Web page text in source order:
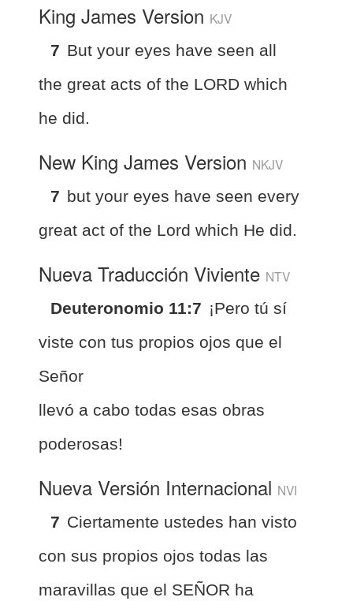
King James Version KJV
7 But your eyes have seen all
the great acts of the LORD which
he did.
New King James Version NKJV
7 but your eyes have seen every
great act of the Lord which He did.
Nueva Traducción Viviente NTV
Deuteronomio 11:7 ¡Pero tú sí
viste con tus propios ojos que el
Señor
llevó a cabo todas esas obras
poderosas!
Nueva Versión Internacional NVI
7 Ciertamente ustedes han visto
con sus propios ojos todas las
maravillas que el SEÑOR ha